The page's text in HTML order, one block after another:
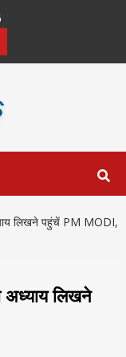
लिखने पहुंचें PM MODI,
अध्याय लिखने